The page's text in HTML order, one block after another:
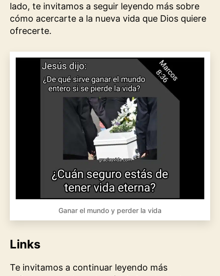
lado, te invitamos a seguir leyendo más sobre
cómo acercarte a la nueva vida que Dios quiere
ofrecerte.
Ganar el mundo y perder la vida
Links
Te invitamos a continuar leyendo más